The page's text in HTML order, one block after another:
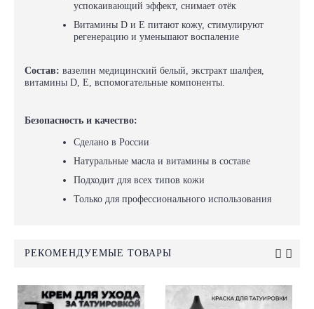
успокаивающий эффект, снимает отёк
Витамины D и E питают кожу, стимулируют
регенерацию и уменьшают воспаление
Состав: вазелин медицинский белый, экстракт шалфея,
витамины D, E, вспомогательные компоненты.
Безопасность и качество:
Сделано в России
Натуральные масла и витамины в составе
Подходит для всех типов кожи
Только для профессионального использования
РЕКОМЕНДУЕМЫЕ ТОВАРЫ